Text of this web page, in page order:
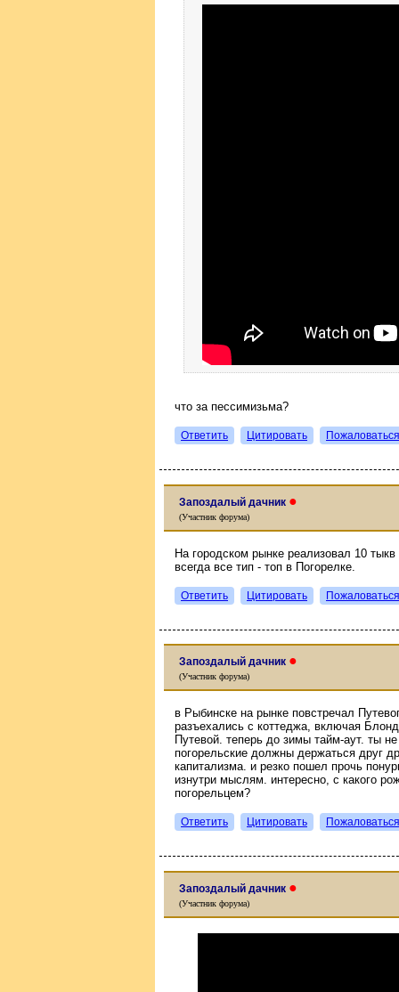
что за пессимизьма?
Ответить Цитировать Пожаловаться
Запоздалый дачник ●
(Участник форума)
На городском рынке реализовал 10
всегда все тип - топ в Погорелке.
Ответить Цитировать Пожаловаться
Запоздалый дачник ●
(Участник форума)
в Рыбинске на рынке повстречал
разъехались с коттеджа, включая
Путевой. теперь до зимы тайм-аут. ты
погорельские должны держаться друг
капитализма. и резко пошел прочь
изнутри мыслям. интересно, с какого
погорельцем?
Ответить Цитировать Пожаловаться
Запоздалый дачник ●
(Участник форума)